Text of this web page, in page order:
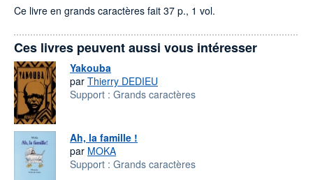
Ce livre en grands caractères fait 37 p., 1 vol.
Ces livres peuvent aussi vous intéresser
Yakouba
par Thierry DEDIEU
Support : Grands caractères
Ah, la famille !
par MOKA
Support : Grands caractères